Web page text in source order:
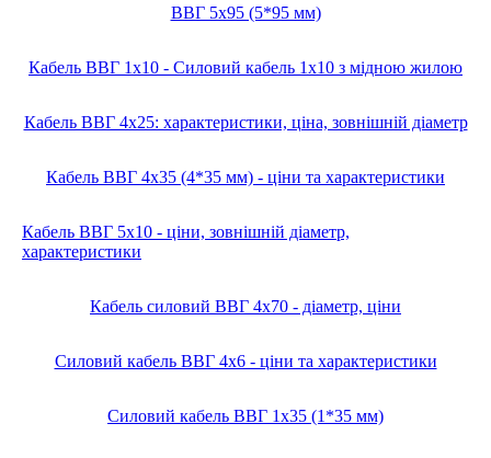
ВВГ 5х95 (5*95 мм)
Кабель ВВГ 1х10 - Силовий кабель 1х10 з мідною жилою
Кабель ВВГ 4х25: характеристики, ціна, зовнішній діаметр
Кабель ВВГ 4х35 (4*35 мм) - ціни та характеристики
Кабель ВВГ 5х10 - ціни, зовнішній діаметр,
характеристики
Кабель силовий ВВГ 4х70 - діаметр, ціни
Силовий кабель ВВГ 4х6 - ціни та характеристики
Силовий кабель ВВГ 1x35 (1*35 мм)